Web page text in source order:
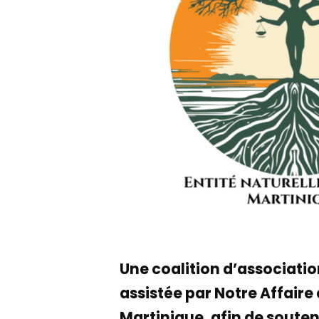
Une coalition
assistée par Notre Affaire